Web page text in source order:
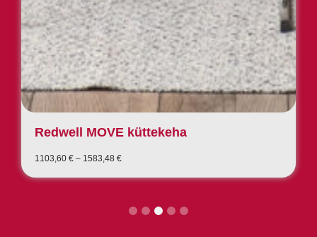
Pipewave seina- ja laekinnitusega
range:
1652,92 €